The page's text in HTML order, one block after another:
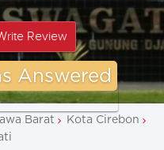
Review
Answered
Barat
Kota Cirebon